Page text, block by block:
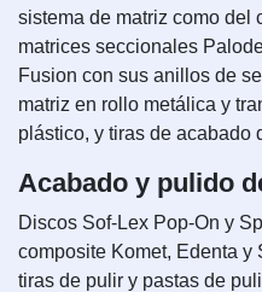
sistema de matriz como del
matrices seccionales
Fusion con sus anillos de
matriz en rollo metálica y
plástico, y tiras de acabado
Acabado y pulido
Discos Sof-Lex Pop-On y
composite Komet, Edenta y
tiras de pulir y pastas de